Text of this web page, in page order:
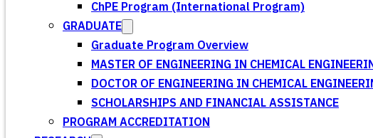
ChPE Program (International Program)
GRADUATE
Graduate Program Overview
MASTER OF ENGINEERING IN CHEMICAL
DOCTOR OF ENGINEERING IN CHEMICAL
SCHOLARSHIPS AND FINANCIAL ASSISTANCE
PROGRAM ACCREDITATION